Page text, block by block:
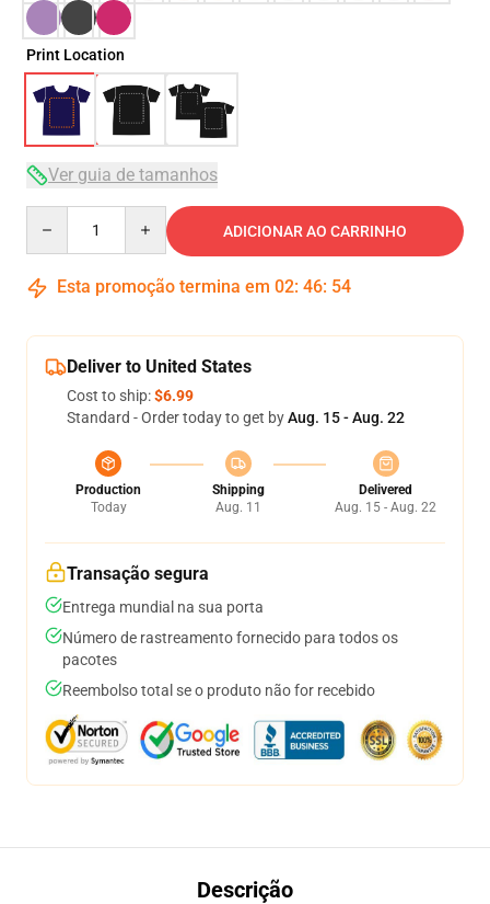
Print Location
Ver guia de tamanhos
ADICIONAR AO CARRINHO
Esta promoção termina em 02: 46: 54
Deliver to United States
Cost to ship:$6.99
Standard - Order today to get byAug. 15 - Aug. 22
Production
Today
Shipping
Aug. 11
Delivered
Aug. 15 - Aug. 22
Transação segura
Entrega mundial na sua porta
Número de rastreamento fornecido para todos os
pacotes
Reembolso total se o produto não for recebido
Descrição